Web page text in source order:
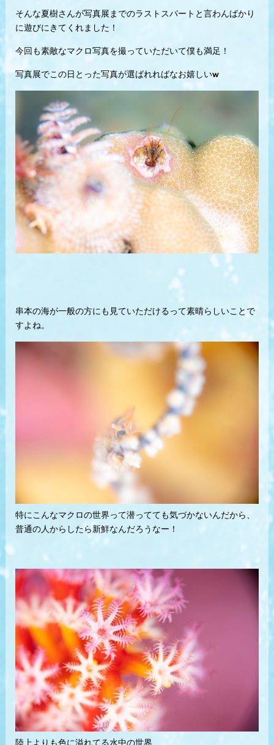
そんな夏樹さんが写真展までのラストスパートと言わんばかり
に遊びにきてくれました！
今回も素敵なマクロ写真を撮っていただいて僕も満足！
写真展でこの日とった写真が選ばれればなお嬉しいw
串本の海が一般の方にも見ていただけるって素晴らしいことで
すよね。
特にこんなマクロの世界って潜ってても気づかないんだから、
普通の人からしたら新鮮なんだろうなー！
陸上よりも色に溢れてる水中の世界